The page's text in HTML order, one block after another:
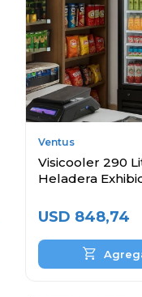
Ventus
Visicooler 290
Heladera
USD 848,74